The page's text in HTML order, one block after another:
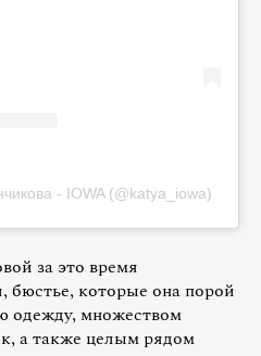
- IOWA (@katya_iowa)
за это время
бюстье, которые она порой
одежду, множеством
а также целым рядом